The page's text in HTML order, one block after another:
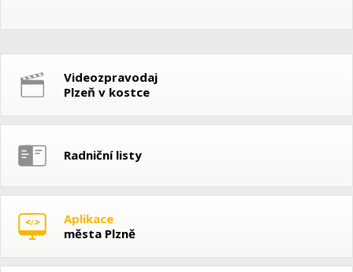
Videozpravodaj
Plzeň v kostce
Radniční listy
Aplikace
města Plzně